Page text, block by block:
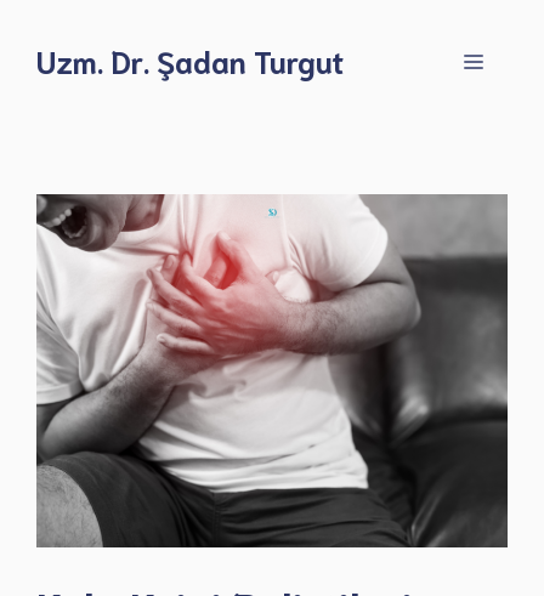
Uzm. Dr. Şadan Turgut Menü